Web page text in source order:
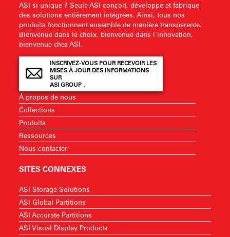
ASI si unique ? Seule ASI conçoit, développe et fabrique
des solutions entièrement intégrées. Ainsi, tous nos
produits fonctionnent ensemble de manière transparente.
Bienvenue dans le choix, bienvenue dans l'innovation,
bienvenue chez ASI.
INSCRIVEZ-VOUS POUR RECEVOIR LES
MISES À JOUR DES INFORMATIONS
SUR
ASI GROUP .
À propos de nous
Collections
Produits
Ressources
Nous contacter
SITES CONNEXES
ASI Storage Solutions
ASI Global Partitions
ASI Accurate Partitions
ASI Visual Display Products